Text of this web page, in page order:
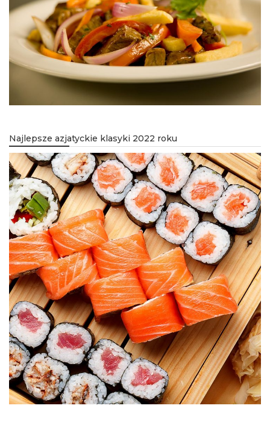
Najlepsze azjatyckie klasyki 2022 roku